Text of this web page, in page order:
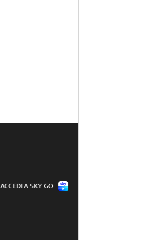
ACCEDI A SKY GO